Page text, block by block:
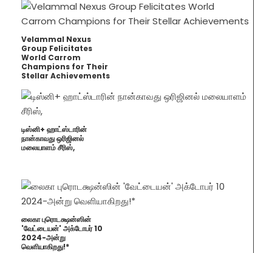
Velammal Nexus
Group Felicitates
World Carrom
Champions for Their
Stellar Achievements
டிஸ்னி+ ஹாட்ஸ்டாரின்
நான்காவது ஒரிஜினல்
மலையாளம் சீரிஸ்,
லைகா புரொடக்ஷன்ஸின்
'வேட்டையன்' அக்டோபர் 10
2024-அன்று
வெளியாகிறது!*